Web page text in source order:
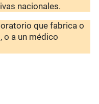
nacionales.
que fabrica o
a un médico